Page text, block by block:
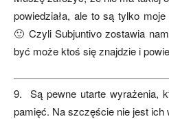
powiedziała, ale to są tylko
🙂 Czyli Subjuntivo zostawia
być może ktoś się znajdzie i
9. Są pewne utarte wyrażenia,
pamięć. Na szczęście nie jest ich